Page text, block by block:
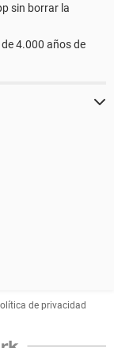
sin borrar la
4.000 años de
de privacidad